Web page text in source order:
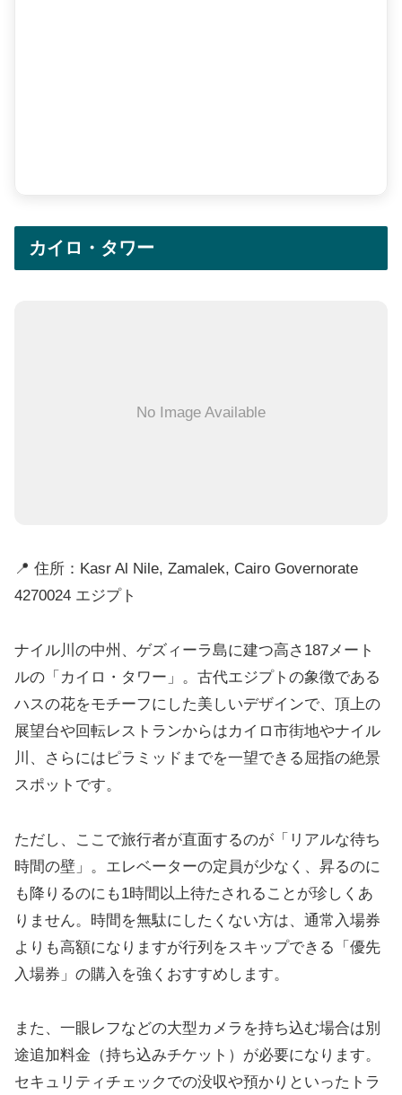
カイロ・タワー
No Image Available
📍 住所：Kasr Al Nile, Zamalek, Cairo Governorate
4270024 エジプト
ナイル川の中州、ゲズィーラ島に建つ高さ187メート
ルの「カイロ・タワー」。古代エジプトの象徴である
ハスの花をモチーフにした美しいデザインで、頂上の
展望台や回転レストランからはカイロ市街地やナイル
川、さらにはピラミッドまでを一望できる屈指の絶景
スポットです。
ただし、ここで旅行者が直面するのが「リアルな待ち
時間の壁」。エレベーターの定員が少なく、昇るのに
も降りるのにも1時間以上待たされることが珍しくあ
りません。時間を無駄にしたくない方は、通常入場券
よりも高額になりますが行列をスキップできる「優先
入場券」の購入を強くおすすめします。
また、一眼レフなどの大型カメラを持ち込む場合は別
途追加料金（持ち込みチケット）が必要になります。
セキュリティチェックでの没収や預かりといったトラ